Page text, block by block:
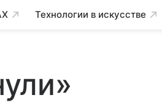
Технологии в искусстве